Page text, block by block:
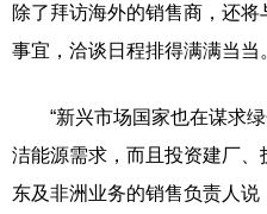
除了拜访海外的销售商，还
事宜，洽谈日程排得满满当当
“新兴市场国家也在谋求绿
洁能源需求，而且投资建厂、
东及非洲业务的销售负责人